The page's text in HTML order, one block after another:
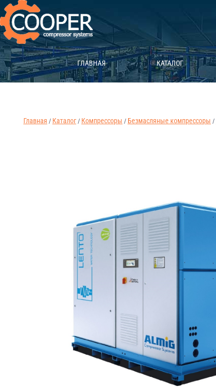
ГЛАВНАЯ КАТАЛОГ
Главная / Каталог / Компрессоры / Безмасляные компрессоры /